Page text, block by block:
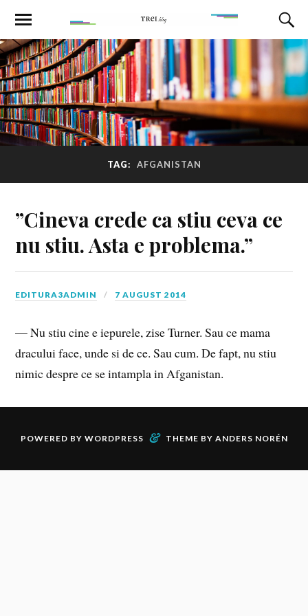
TAG: AFGANISTAN
”Cineva crede ca stiu ceva ce
nu stiu. Asta e problema.”
EDITURA3ADMIN 7 AUGUST 2014
— Nu stiu cine e iepurele, zise Turner. Sau ce mama
dracului face, unde si de ce. Sau cum. De fapt, nu stiu
nimic despre ce se intampla in Afganistan.
POWERED BY WORDPRESS & THEME BY ANDERS NORÉN